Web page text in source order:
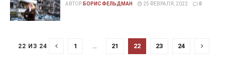
АВТОР БОРИС ФЕЛЬДМАН 25 ФЕВРАЛЯ, 2022 0
22 ИЗ 24 1 … 21 22 23 24